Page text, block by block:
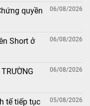
quyền
06/08/2026
Short ở
06/08/2026
06/08/2026
tế tiếp tục
05/08/2026